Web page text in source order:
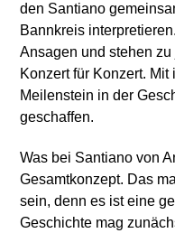
den Santiano
Bannkreis
Ansagen und stehen
Konzert für Konzert.
Meilenstein in der
geschaffen.
Was bei Santiano von
Gesamtkonzept. Das
sein, denn es ist eine
Geschichte mag